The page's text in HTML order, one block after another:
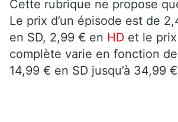
Cette rubrique ne propose
Le prix d’un épisode est de
en SD, 2,99 € en HD et le prix
complète varie en fonction
14,99 € en SD jusqu’à 34,99